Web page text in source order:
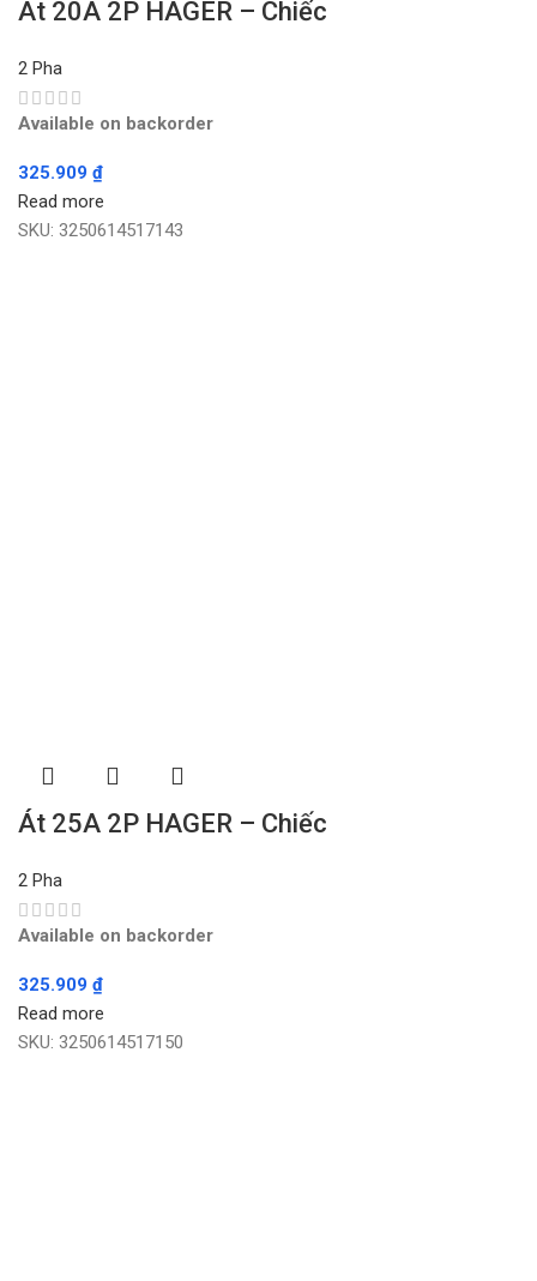
Át 20A 2P HAGER – Chiếc
2 Pha
Available on backorder
325.909 ₫
Read more
SKU: 3250614517143
Át 25A 2P HAGER – Chiếc
2 Pha
Available on backorder
325.909 ₫
Read more
SKU: 3250614517150